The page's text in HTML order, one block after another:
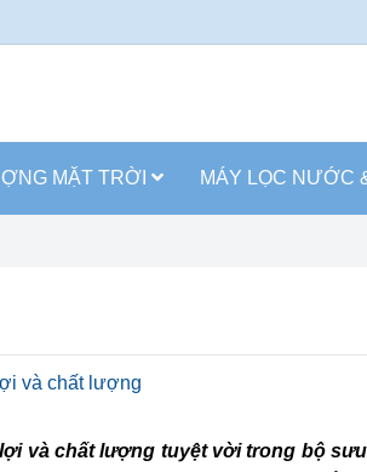
MẶT TRỜI MÁY LỌC NƯỚC
và chất lượng
và chất lượng tuyệt vời trong bộ